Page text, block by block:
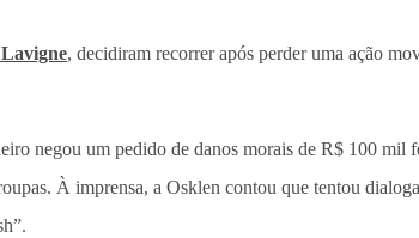
, decidiram recorrer após perder uma ação
negou um pedido de danos morais de R$ 100 mil
À imprensa, a Osklen contou que tentou